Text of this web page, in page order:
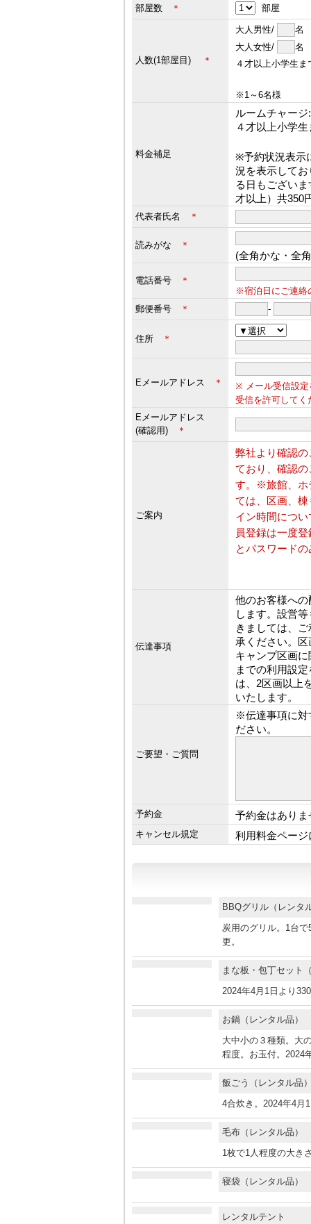
部屋数 ＊ 部屋
人数(1部屋目) ＊
大人男性/
大人女性/
４才以上小学生
※1～6名様
料金補足
ルームチャージ
４才以上小学
※予約状況表示
況を表示して
る日もござい
才以上）共350
代表者氏名 ＊
読みがな ＊
(全角かな・全
電話番号
＊
※宿泊日にご連絡
郵便番号
＊ -
住所 ＊
Eメールアドレス ＊
※ メール受信設定
受信を許可してく
Eメールアドレス
(確認用)
＊
ご案内
弊社より確認
ており、確認
す。※旅館、ホ
ては、区画、
イン時間につ
員登録は一度
とパスワード
伝達事項
他のお客様へ
します。設営
きましては、
承ください。
キャンプ区画
までの利用設
は、2区画以上
いたします。
ご要望・ご質問
※伝達事項に対
ださい。
予約金 予約金はありま
キャンセル規定 利用料金ペー
BBQグリル（レン
炭用のグリル。1台
更。
まな板・包丁セッ
2024年4月1日より
お鍋（レンタル品
大中小の３種類。大
程度。お玉付。2024
飯ごう（レンタル
4合炊き。2024年4月
毛布（レンタル品
1枚で1人程度の大き
寝袋（レンタル品
レンタルテント